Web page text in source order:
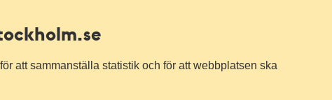
att sammanställa statistik och för att webbplatsen ska